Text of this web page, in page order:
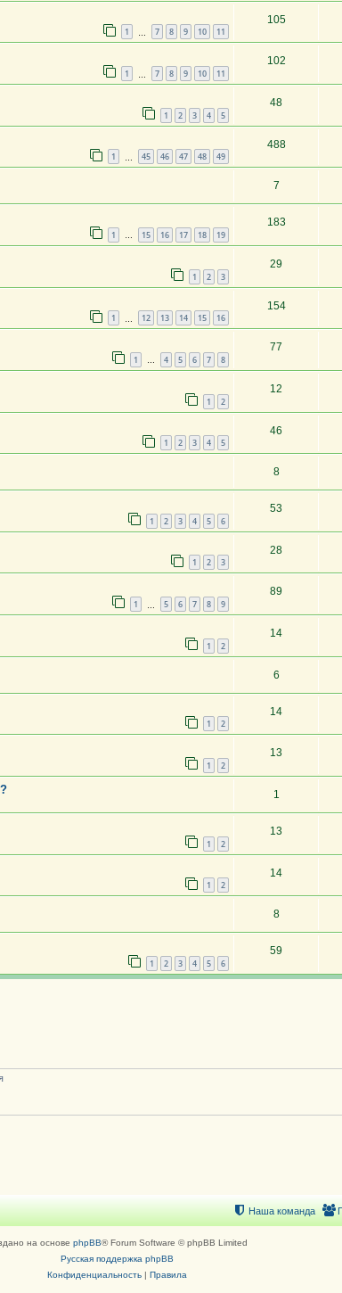
1 7 8 9 10 11
105
1 7 8 9 10 11
102
1 2 3 4 5
48
1 45 46 47 48 49
488
7
1 … 15 16 17 18 19
183
1 2 3
29
1 12 13 14 15 16
154
1 … 4 5 6 7 8
77
1 2
12
1 2 3 4 5
46
8
1 2 3 4 5 6
53
1 2 3
28
1 5 6 7 8 9
89
1 2
14
6
1 2
14
1 2
13
1
1 2
13
1 2
14
8
1 2 3 4 5 6
59
Наша команда
на основе phpBB® Forum Software © phpBB Limited
Русская поддержка phpBB
Конфиденциальность| Правила